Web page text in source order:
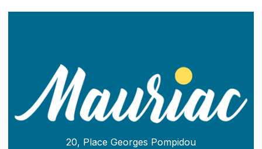
20, Place Georges Pompidou